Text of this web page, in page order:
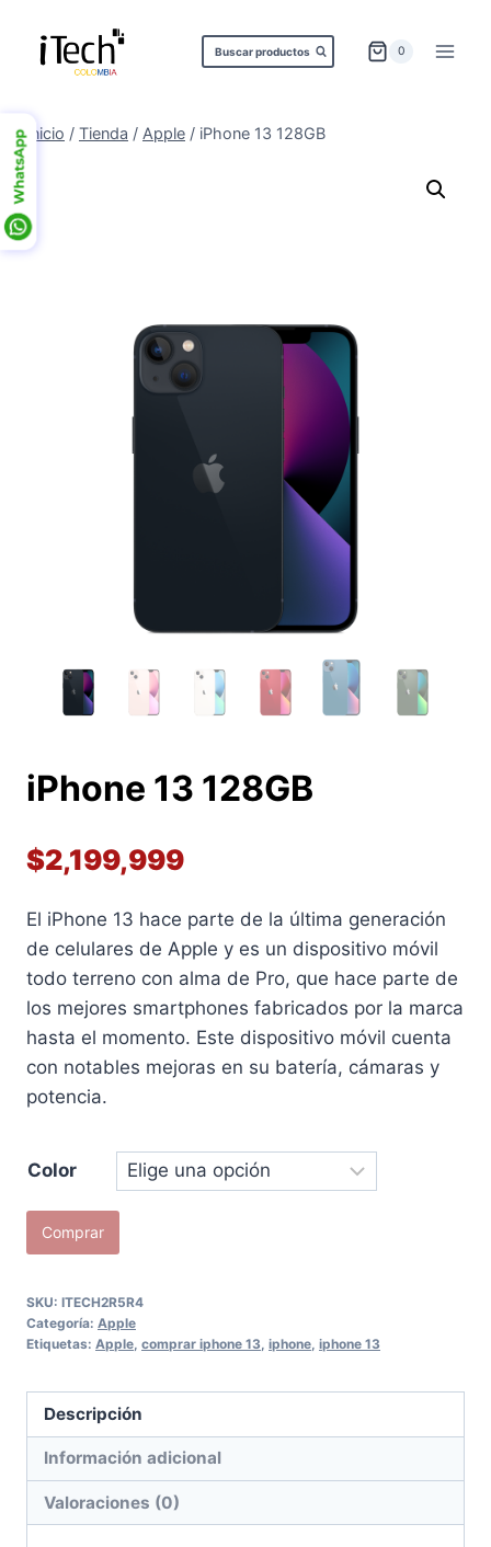
contenido
Buscar productos 0
Inicio / Tienda / Apple / iPhone 13 128GB
iPhone 13 128GB
$2,199,999
El iPhone 13 hace parte de la última generación
de celulares de Apple y es un dispositivo móvil
todo terreno con alma de Pro, que hace parte de
los mejores smartphones fabricados por la marca
hasta el momento. Este dispositivo móvil cuenta
con notables mejoras en su batería, cámaras y
potencia.
Color
iPhone
13
cantidad
Comprar
SKU: ITECH2R5R4
Categoría: Apple
Etiquetas: Apple, comprar iphone 13, iphone, iphone 13
Descripción
Información adicional
Valoraciones (0)